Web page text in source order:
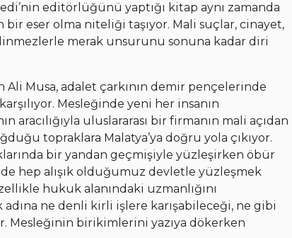
editörlüğünü yaptığı kitap aynı zamanda
eser olma niteliği taşıyor. Mali suçlar, cinayet,
merak unsurunu sonuna kadar diri
Musa, adalet çarkının demir pençelerinde
Mesleğinde yeni her insanın
aracılığıyla uluslararası bir firmanın mali açıdan
topraklara Malatya’ya doğru yola çıkıyor.
bir yandan geçmişiyle yüzleşirken öbür
hep alışık olduğumuz devletle yüzleşmek
hukuk alanındaki uzmanlığını
ne denli kirli işlere karışabileceği, ne gibi
Mesleğinin birikimlerini yazıya dökerken